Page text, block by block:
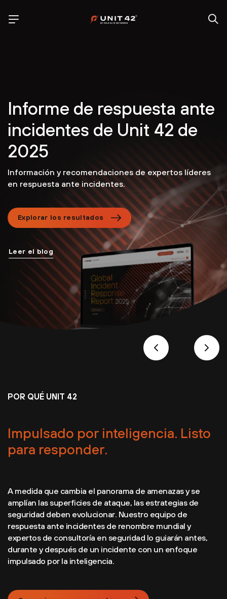
Informe de respuesta ante
incidentes de Unit 42 de
2025
Información y recomendaciones de expertos líderes
en respuesta ante incidentes.
Explorar los resultados
Leer el blog
POR QUÉ UNIT 42
Impulsado por inteligencia. Listo
para responder.
A medida que cambia el panorama de amenazas y se
amplían las superficies de ataque, las estrategias de
seguridad deben evolucionar. Nuestro equipo de
respuesta ante incidentes de renombre mundial y
expertos de consultoría en seguridad lo guiarán antes,
durante y después de un incidente con un enfoque
impulsado por la inteligencia.